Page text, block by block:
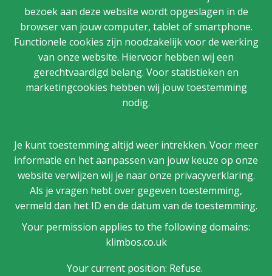
bezoek aan deze website wordt opgeslagen in de
browser van jouw computer, tablet of smartphone.
Functionele cookies zijn noodzakelijk voor de werking
van onze website. Hiervoor hebben wij een
gerechtvaardigd belang. Voor statistieken en
marketingcookies hebben wij jouw toestemming
nodig.
Je kunt toestemming altijd weer intrekken. Voor meer
informatie en het aanpassen van jouw keuze op onze
website verwijzen wij je naar onze privacyverklaring.
Als je vragen hebt over gegeven toestemming,
vermeld dan het ID en de datum van de toestemming.
Your permission applies to the following domains:
klimbos.co.uk
Your current position: Refuse.